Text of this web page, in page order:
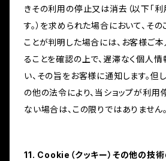
きその利用の停止又は消去（以下「利
す。）を求められた場合において、そ
ことが判明した場合には、お客様ご
ることを確認の上で、遅滞なく個人
い、その旨をお客様に通知します。但
の他の法令により、当ショップが利
ない場合は、この限りではありません。
11. Cookie（クッキー）その他の技